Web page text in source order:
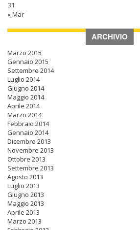
31
« Mar
ARCHIVIO
Marzo 2015
Gennaio 2015
Settembre 2014
Luglio 2014
Giugno 2014
Maggio 2014
Aprile 2014
Marzo 2014
Febbraio 2014
Gennaio 2014
Dicembre 2013
Novembre 2013
Ottobre 2013
Settembre 2013
Agosto 2013
Luglio 2013
Giugno 2013
Maggio 2013
Aprile 2013
Marzo 2013